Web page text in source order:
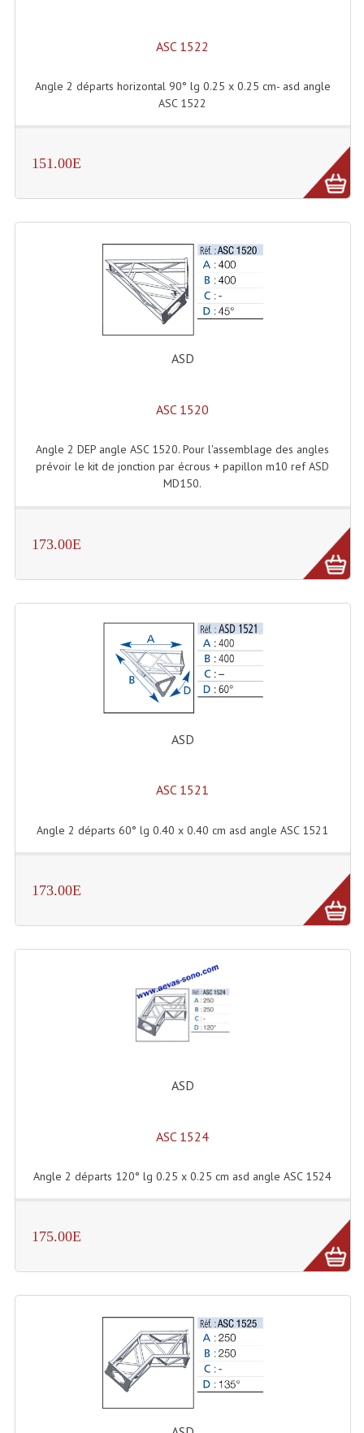
Cellule (s)
Diamants
Casques Stéréo
Compresseurs , Limiteurs , Noise Gate
Egaliseur Egaliseurs
Enceintes Amplifiées Actives
Enceintes, Système Amplifiés
Enceintes Passives Sono
Caissons De Basses
Enceintes (Ecoutes De Studio)
Enceintes Autonomes Portables Amplifiées
Enceintes Hifi
Filtres Actifs, Correcteurs
Moteurs Pavillons Pour Enceinte
Tweeters Pour Enceintes
Lecteurs Audio & Sources
Lecteurs Cd À Plats
Lecteurs Double Cd MP3
Enregistreur Numérique
Platines Dvd Pour Dj
Platines Cassettes
ASC 1522
Angle 2 départs horizontal 90° lg 0.25 x 0.25 cm- asd angle
ASC 1522
151.00E
ASD
ASC 1520
Angle 2 DEP angle ASC 1520. Pour l'assemblage des angles
prévoir le kit de jonction par écrous + papillon m10 ref ASD
MD150.
173.00E
ASD
ASC 1521
Angle 2 départs 60° lg 0.40 x 0.40 cm asd angle ASC 1521
173.00E
ASD
ASC 1524
Angle 2 départs 120° lg 0.25 x 0.25 cm asd angle ASC 1524
175.00E